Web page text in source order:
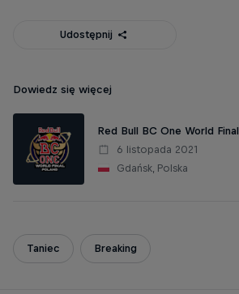
Udostępnij
Dowiedz się więcej
Red Bull BC One World Final
6 listopada 2021
Gdańsk, Polska
Taniec Breaking